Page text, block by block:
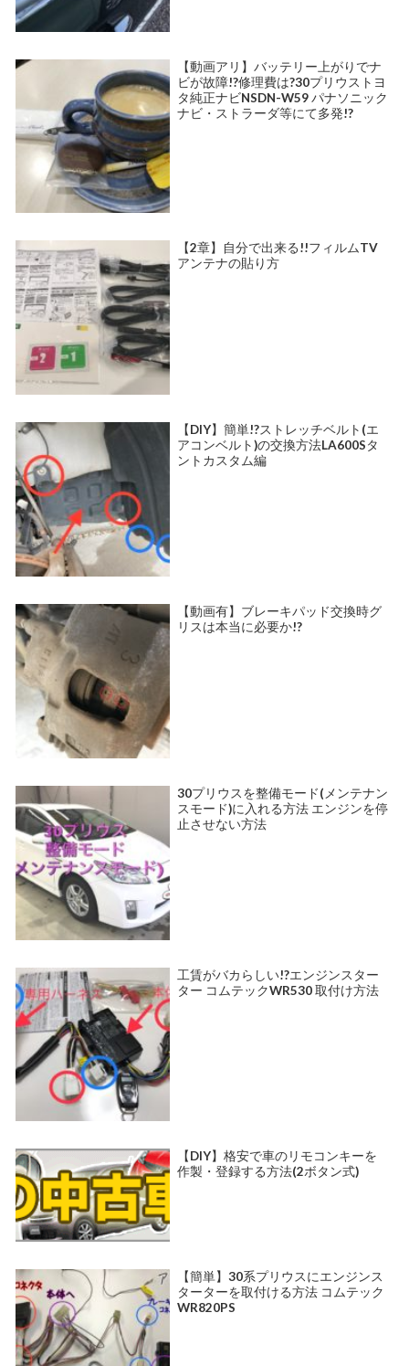
【動画アリ】バッテリー上がりでナ
ビが故障!?修理費は?30プリウストヨ
タ純正ナビNSDN-W59 パナソニック
ナビ・ストラーダ等にて多発!?
【2章】自分で出来る!!フィルムTV
アンテナの貼り方
【DIY】簡単!?ストレッチベルト(エ
アコンベルト)の交換方法LA600Sタ
ントカスタム編
【動画有】ブレーキパッド交換時グ
リスは本当に必要か!?
30プリウスを整備モード(メンテナン
スモード)に入れる方法 エンジンを停
止させない方法
工賃がバカらしい!?エンジンスター
ター コムテックWR530 取付け方法
【DIY】格安で車のリモコンキーを
作製・登録する方法(2ボタン式)
【簡単】30系プリウスにエンジンス
ターターを取付ける方法 コムテック
WR820PS